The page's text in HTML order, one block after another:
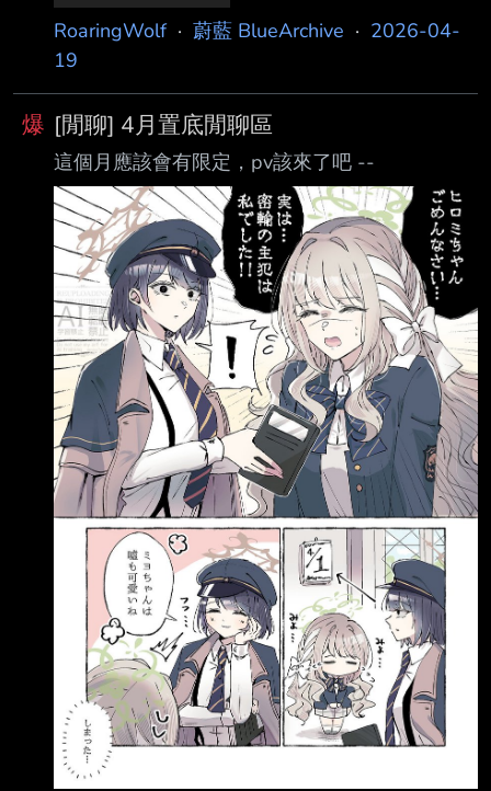
RoaringWolf· 蔚藍 BlueArchive · 2026-04-
19
爆 [閒聊] 4月置底閒聊區
這個月應該會有限定，pv該來了吧 --